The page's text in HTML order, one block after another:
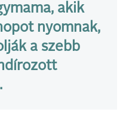
akik
nyomnak,
a szebb